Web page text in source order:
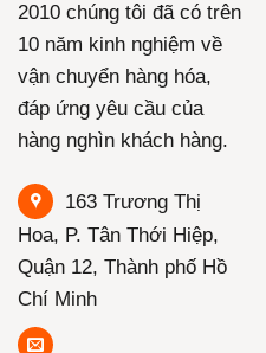
2010 chúng tôi đã có trên
10 năm kinh nghiệm về
vận chuyển hàng hóa,
đáp ứng yêu cầu của
hàng nghìn khách hàng.
163 Trương Thị
Hoa, P. Tân Thới Hiệp,
Quận 12, Thành phố Hồ
Chí Minh